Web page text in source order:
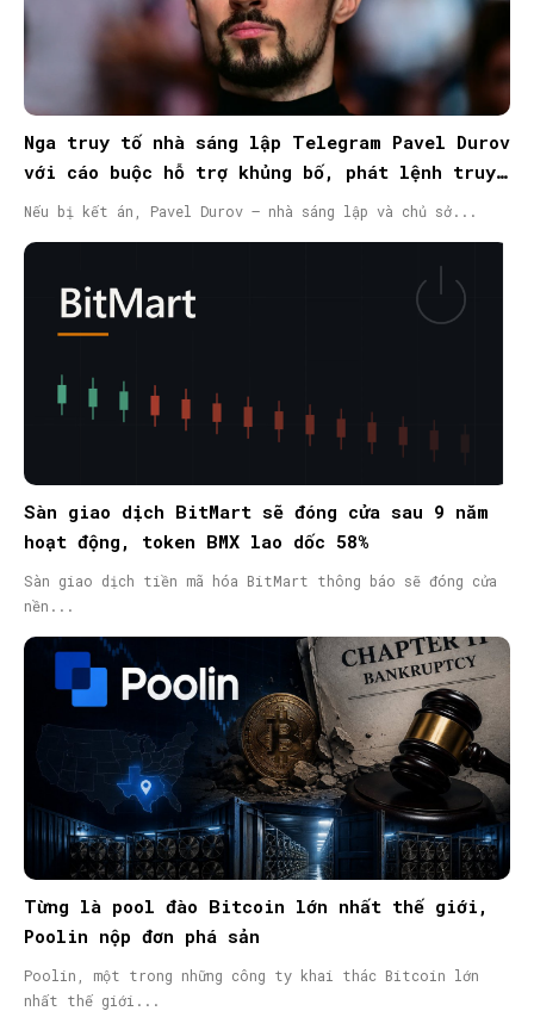
Nga truy tố nhà sáng lập Telegram Pavel Durov
với cáo buộc hỗ trợ khủng bố, phát lệnh truy
nã quốc tế
Nếu bị kết án, Pavel Durov – nhà sáng lập và chủ sở...
Sàn giao dịch BitMart sẽ đóng cửa sau 9 năm
hoạt động, token BMX lao dốc 58%
Sàn giao dịch tiền mã hóa BitMart thông báo sẽ đóng cửa
nền...
Từng là pool đào Bitcoin lớn nhất thế giới,
Poolin nộp đơn phá sản
Poolin, một trong những công ty khai thác Bitcoin lớn
nhất thế giới...